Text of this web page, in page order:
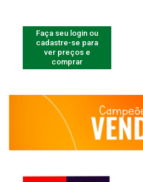
Faça seu login ou
cadastre-se para
ver preços e
comprar